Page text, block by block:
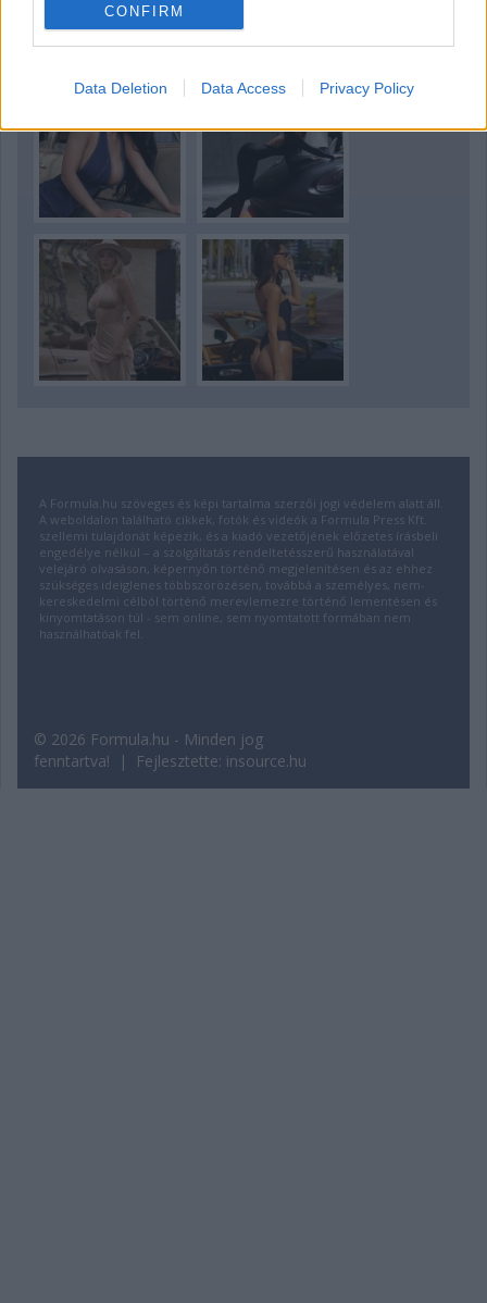
CONFIRM
Data Deletion Data Access Privacy Policy
A nap lányai
A Formula.hu szöveges és képi tartalma szerzői jogi védelem alatt áll.
A weboldalon található cikkek, fotók és videók a Formula Press Kft.
szellemi tulajdonát képezik, és a kiadó vezetőjének előzetes írásbeli
engedélye nélkül – a szolgáltatás rendeltetésszerű használatával
velejáró olvasáson, képernyőn történő megjelenítésen és az ehhez
szükséges ideiglenes többszörözésen, továbbá a személyes, nem-
kereskedelmi célból történő merevlemezre történő lementésen és
kinyomtatáson túl - sem online, sem nyomtatott formában nem
használhatóak fel.
© 2026 Formula.hu - Minden jog
fenntartva! | Fejlesztette: insource.hu